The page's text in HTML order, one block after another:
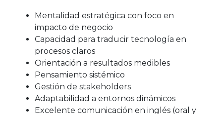
Mentalidad estratégica con foco en
impacto de negocio
Capacidad para traducir tecnología en
procesos claros
Orientación a resultados medibles
Pensamiento sistémico
Gestión de stakeholders
Adaptabilidad a entornos dinámicos
Excelente comunicación en inglés (oral y